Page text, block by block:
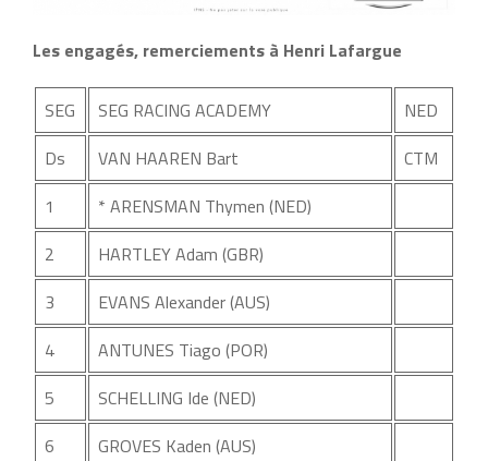
Les engagés, remerciements à Henri Lafargue
SEG SEG RACING ACADEMY
NED
Ds
VAN HAAREN Bart
CTM
1
* ARENSMAN Thymen (NED)
2
HARTLEY Adam (GBR)
3
EVANS Alexander (AUS)
4
ANTUNES Tiago (POR)
5
SCHELLING Ide (NED)
6
GROVES Kaden (AUS)